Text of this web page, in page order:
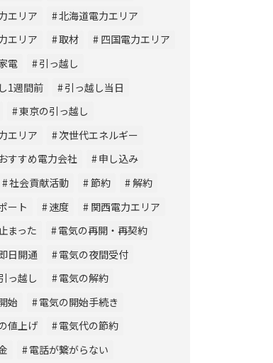
エリア
北海道電力エリア
エリア
取材
四国電力エリア
電
引っ越し
1週間前
引っ越し当日
東京の引っ越し
エリア
次世代エネルギー
すすめ電力会社
申し込み
社会貢献活動 節約
解約
ート
速度
関西電力エリア
まった
電気の再開・再契約
日開通
電気の夜間受付
っ越し
電気の解約
始
電気の開始手続き
値上げ
電気代の節約
電話が繋がらない